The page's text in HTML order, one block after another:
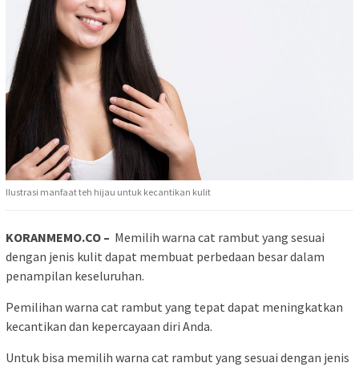
Ilustrasi manfaat teh hijau untuk kecantikan kulit
KORANMEMO.CO – Memilih warna cat rambut yang sesuai
dengan jenis kulit dapat membuat perbedaan besar dalam
penampilan keseluruhan.
Pemilihan warna cat rambut yang tepat dapat meningkatkan
kecantikan dan kepercayaan diri Anda.
Untuk bisa memilih warna cat rambut yang sesuai dengan jenis